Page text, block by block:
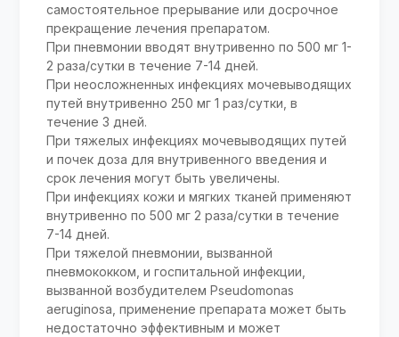
самостоятельное прерывание или досрочное
прекращение лечения препаратом.
При пневмонии вводят внутривенно по 500 мг 1-
2 раза/сутки в течение 7-14 дней.
При неосложненных инфекциях мочевыводящих
путей внутривенно 250 мг 1 раз/сутки, в
течение 3 дней.
При тяжелых инфекциях мочевыводящих путей
и почек доза для внутривенного введения и
срок лечения могут быть увеличены.
При инфекциях кожи и мягких тканей применяют
внутривенно по 500 мг 2 раза/сутки в течение
7-14 дней.
При тяжелой пневмонии, вызванной
пневмококком, и госпитальной инфекции,
вызванной возбудителем Pseudomonas
aeruginosa, применение препарата может быть
недостаточно эффективным и может